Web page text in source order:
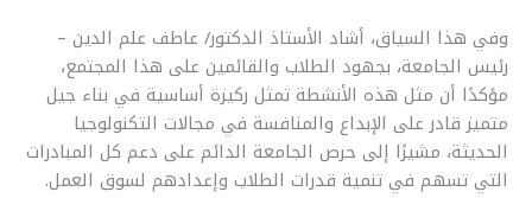
وفي هذا السياق، أشاد الأستاذ الدكتور/ عاطف علم الدين –
رئيس الجامعة، بجهود الطلاب والقائمين على هذا المجتمع،
مؤكدًا أن مثل هذه الأنشطة تمثل ركيزة أساسية في بناء جيل
متميز قادر على الإبداع والمنافسة في مجالات التكنولوجيا
الحديثة، مشيرًا إلى حرص الجامعة الدائم على دعم كل المبادرات
التي تسهم في تنمية قدرات الطلاب وإعدادهم لسوق العمل.